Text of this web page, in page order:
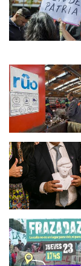
Imagen
Imagen
Imagen